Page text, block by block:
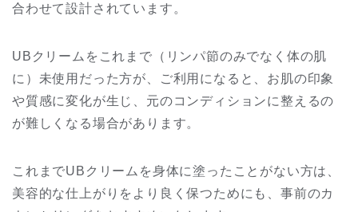
合わせて設計されています。
UBクリームをこれまで（リンパ節のみでなく体の肌
に）未使用だった方が、ご利用になると、お肌の印象
や質感に変化が生じ、元のコンディションに整えるの
が難しくなる場合があります。
これまでUBクリームを身体に塗ったことがない方は、
美容的な仕上がりをより良く保つためにも、事前のカ